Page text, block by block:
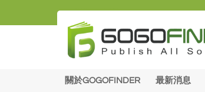
關於GOGOFINDER 最新消息